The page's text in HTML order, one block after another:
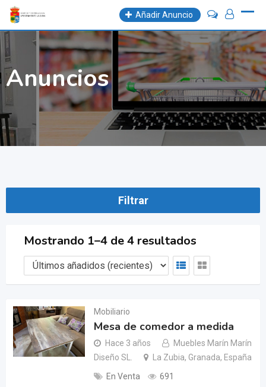
Skip
content
Añadir Anuncio
Anuncios
Filtrar
Mostrando 1–4 de 4 resultados
Mobiliario
Mesa de comedor a medida
Hace 3 años
Muebles Marín Marín
Diseño SL.
La Zubia, Granada, España
En Venta
691